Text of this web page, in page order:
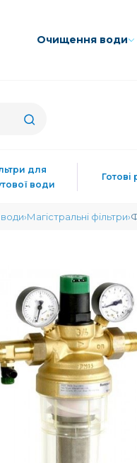
Очищення води
для
води
Готові
Магістральні фільтри